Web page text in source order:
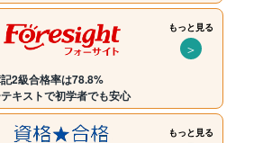
もっと見る
＞
2級合格率は78.8%
キストで初学者でも安心
もっと見る